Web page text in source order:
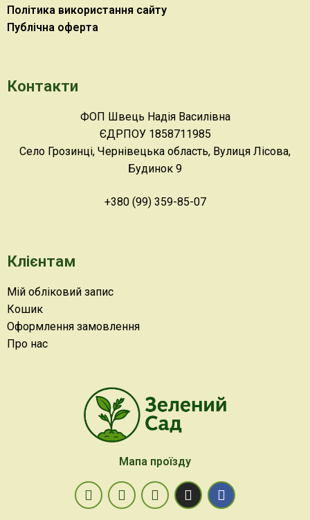
Політика використання сайту
Публічна оферта
Контакти
ФОП Швець Надія Василівна
ЄДРПОУ 1858711985
Село Грозинці, Чернівецька область, Вулиця Лісова,
Будинок 9
+380 (99) 359-85-07
Клієнтам
Мій обліковий запис
Кошик
Оформлення замовлення
Про нас
Мапа проїзду